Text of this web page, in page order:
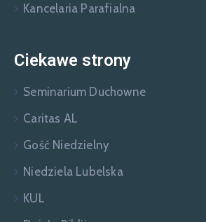
Kancelaria Parafialna
Ciekawe strony
Seminarium Duchowne
Caritas AL
Gość Niedzielny
Niedziela Lubelska
KUL